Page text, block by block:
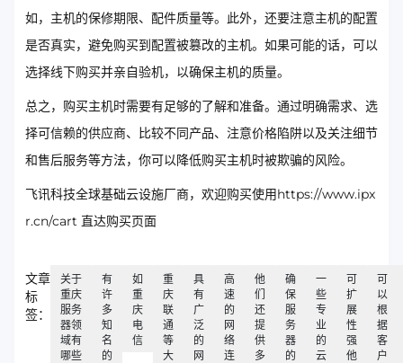
如，主机的保修期限、配件质量等。此外，还要注意主机的配置
是否真实，避免购买到配置被篡改的主机。如果可能的话，可以
选择线下购买并亲自验机，以确保主机的质量。
总之，购买主机时需要有足够的了解和准备。通过明确需求、选
择可信赖的供应商、比较不同产品、注意价格陷阱以及关注细节
和售后服务等方法，你可以降低购买主机时被欺骗的风险。
飞讯科技全球基础云设施厂商，欢迎购买使用https://www.ipx
r.cn/cart 直达购买页面
文章
标
签：
关于
重庆
服务
器领
域有
哪些
有
许
多
知
名
的
如
重
庆
电
信
重
庆
联
通
等
大
具
有
广
泛
的
网
高
速
的
网
络
连
他
们
还
提
供
多
确
保
服
务
器
的
一
些
专
业
的
云
可
扩
展
性
强
他
可
以
根
据
客
户